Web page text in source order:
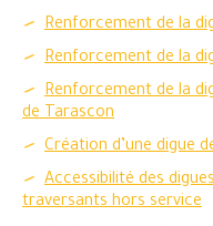
Renforcement de la
Renforcement de la
Renforcement de la
de Tarascon
Création d’une digue
Accessibilité des
traversants hors service